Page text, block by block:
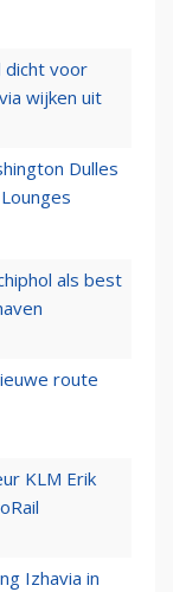
dicht voor
wijken uit
Dulles
als best
route
KLM Erik
Izhavia in